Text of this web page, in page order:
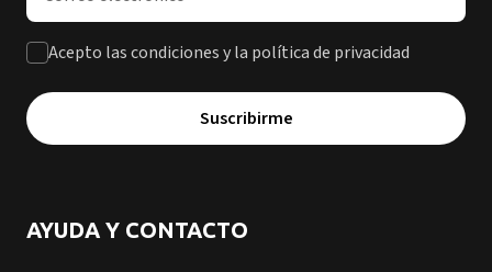
Acepto las condiciones y la política de privacidad
Suscribirme
AYUDA Y CONTACTO